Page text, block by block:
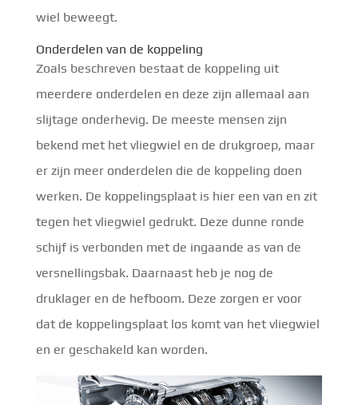
wiel beweegt.
Onderdelen van de koppeling
Zoals beschreven bestaat de koppeling uit
meerdere onderdelen en deze zijn allemaal aan
slijtage onderhevig. De meeste mensen zijn
bekend met het vliegwiel en de drukgroep, maar
er zijn meer onderdelen die de koppeling doen
werken. De koppelingsplaat is hier een van en zit
tegen het vliegwiel gedrukt. Deze dunne ronde
schijf is verbonden met de ingaande as van de
versnellingsbak. Daarnaast heb je nog de
druklager en de hefboom. Deze zorgen er voor
dat de koppelingsplaat los komt van het vliegwiel
en er geschakeld kan worden.